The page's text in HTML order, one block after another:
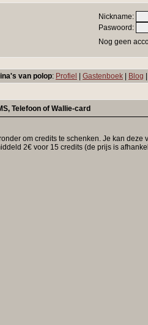
Nickname:
Paswoord:
Nog geen
van polop: Profiel Gastenboek Blog
Telefoon of Wallie-card
om credits te schenken. Je kan deze
2€ voor 15 credits (de prijs is